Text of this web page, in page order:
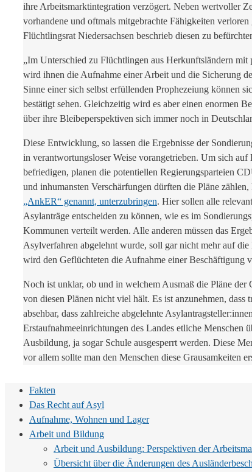
ihre Arbeitsmarktintegration verzögert. Neben wertvoller
vorhandene und oftmals mitgebrachte Fähigkeiten
Flüchtlingsrat Niedersachsen beschrieb diesen zu
„Im Unterschied zu Flüchtlingen aus Herkunftsländern
wird ihnen die Aufnahme einer Arbeit und die Sicherung
Sinne einer sich selbst erfüllenden Prophezeiung können
bestätigt sehen. Gleichzeitig wird es aber einen enormen
über ihre Bleibeperspektiven sich immer noch in
Diese Entwicklung, so lassen die Ergebnisse der
in verantwortungsloser Weise vorangetrieben. Um sich
befriedigen, planen die potentiellen Regierungsparteien
und inhumansten Verschärfungen dürften die Pläne
„AnkER“ genannt, unterzubringen. Hier sollen alle
Asylanträge entscheiden zu können, wie es im
Kommunen verteilt werden. Alle anderen müssen das
Asylverfahren abgelehnt wurde, soll gar nicht mehr auf
wird den Geflüchteten die Aufnahme einer Beschäftigung
Noch ist unklar, ob und in welchem Ausmaß die Pläne der
von diesen Plänen nicht viel hält. Es ist anzunehmen,
absehbar, dass zahlreiche abgelehnte
Erstaufnahmeeinrichtungen des Landes etliche
Ausbildung, ja sogar Schule ausgesperrt werden. Diese
vor allem sollte man den Menschen diese Grausamkeiten
Fakten
Das Recht auf Asyl
Aufnahme, Wohnen und Lager
Arbeit und Bildung
Arbeit und Ausbildung: Perspektiven der
Übersicht über die Änderungen des